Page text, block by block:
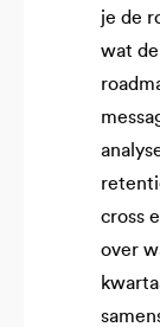
je de
wat de
cross
over